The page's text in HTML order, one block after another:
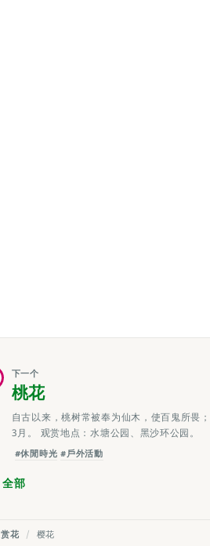
下一个
桃花
自古以来，桃树常被奉为仙木，使百鬼所畏
3月。 观赏地点：水塘公园、黑沙环公园。
#休閒時光 #戶外活動
全部
赏花 樱花